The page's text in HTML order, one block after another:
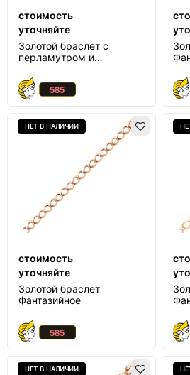
стоимость
уточняйте
Золотой браслет с
перламутром и
НЕТ В НАЛИЧИИ
стоимость
уточняйте
Золотой браслет
Фантазийное
НЕТ В НАЛИЧИИ